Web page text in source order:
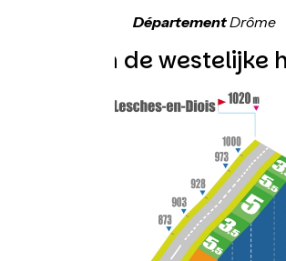
DépartementDrôme
Topo van de westelijke